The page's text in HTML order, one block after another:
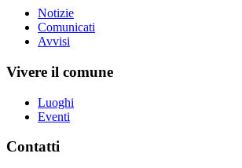
Notizie
Comunicati
Avvisi
Vivere il comune
Luoghi
Eventi
Contatti